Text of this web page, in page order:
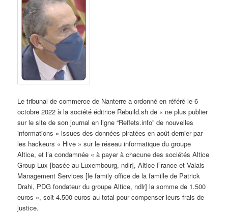
Le tribunal de commerce de Nanterre a ordonné en référé le 6
octobre 2022 à la société éditrice Rebuild.sh de « ne plus publier
sur le site de son journal en ligne “Reflets.info” de nouvelles
informations » issues des données piratées en août dernier par
les hackeurs « Hive » sur le réseau informatique du groupe
Altice, et l’a condamnée « à payer à chacune des sociétés Altice
Group Lux [basée au Luxembourg, ndlr], Altice France et Valais
Management Services [le family office de la famille de Patrick
Drahi, PDG fondateur du groupe Altice, ndlr] la somme de 1.500
euros », soit 4.500 euros au total pour compenser leurs frais de
justice.